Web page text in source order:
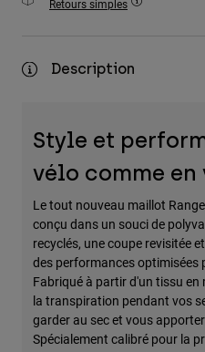
Accessoires
Sacs et sacs à dos
Voir tout
Retours simples
Description
Style et
vélo comme
Le tout nouveau maillot
conçu dans un souci de
recyclés, une coupe revisitée
des performances
Fabriqué à partir d'un tissu en
la transpiration pendant vos
garder au sec et vous
Spécialement calibré pour la